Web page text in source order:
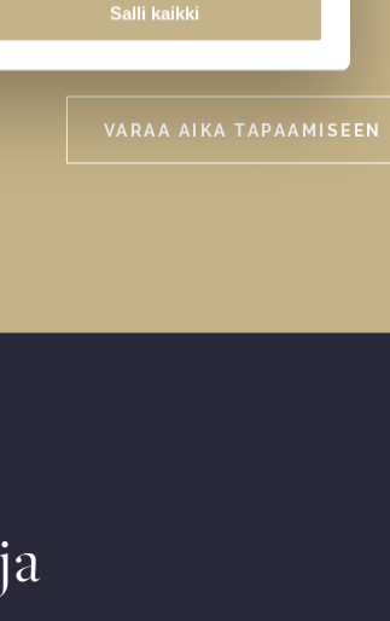
Salli kaikki
VARAA AIKA TAPAAMISEEN